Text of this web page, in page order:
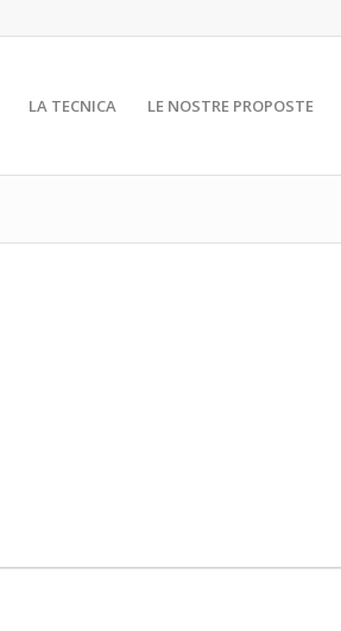
LA TECNICA LE NOSTRE PROPOSTE